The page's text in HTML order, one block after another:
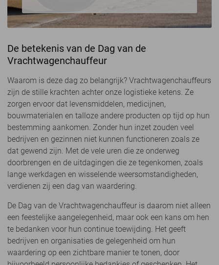
De betekenis van de Dag van de
Vrachtwagenchauffeur
Waarom is deze dag zo belangrijk? Vrachtwagenchauffeurs
zijn de stille krachten achter onze logistieke ketens. Ze
zorgen ervoor dat levensmiddelen, medicijnen,
bouwmaterialen en talloze andere producten op tijd op hun
bestemming aankomen. Zonder hun inzet zouden veel
bedrijven en gezinnen niet kunnen functioneren zoals ze
dat gewend zijn. Met de vele uren die ze onderweg
doorbrengen en de uitdagingen die ze tegenkomen, zoals
lange werkdagen en wisselende weersomstandigheden,
verdienen zij een dag van waardering.
De Dag van de Vrachtwagenchauffeur is daarom niet alleen
een feestelijke aangelegenheid, maar ook een kans om hen
te bedanken voor hun continue toewijding. Het geeft
bedrijven en organisaties de gelegenheid om hun
waardering op een zichtbare manier te tonen, door